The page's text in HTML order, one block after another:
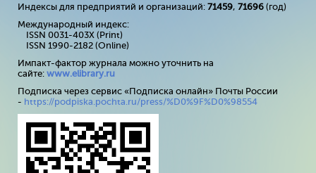
Индексы для предприятий и организаций: 71459, 71696 (год)
Международный индекс:
ISSN 0031-403X (Print)
ISSN 1990-2182 (Online)
Импакт-фактор журнала можно уточнить на
сайте: www.elibrary.ru
Подписка через сервис «Подписка онлайн» Почты России
- https://podpiska.pochta.ru/press/%D0%9F%D0%98554